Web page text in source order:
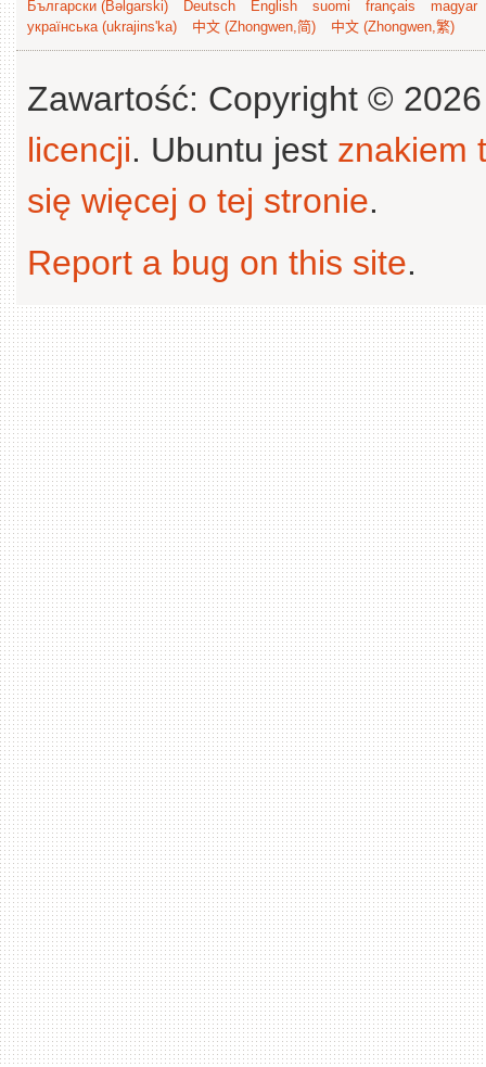
Български (Bəlgarski) Deutsch English suomi français
magyar
українська (ukrajins'ka)
中文 (Zhongwen,简) 中文 (Zhongwen,繁)
Zawartość: Copyright ©
licencji. Ubuntu jest znakiem
się więcej o tej stronie.
Report a bug on this site.